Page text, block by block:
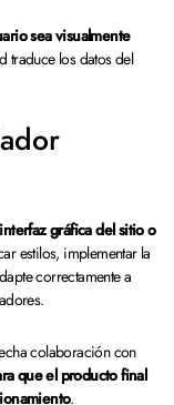
sea visualmente
traduce los datos del
gráfica del sitio o
estilos, implementar la
correctamente a
colaboración con
que el producto final
.